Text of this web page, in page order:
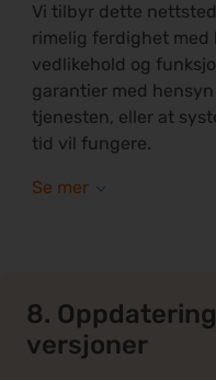
Vi tilbyr dette
rimelig ferdighet
vedlikehold og
garantier med
tjenesten, eller at
tid vil fungere.
8.
versjoner